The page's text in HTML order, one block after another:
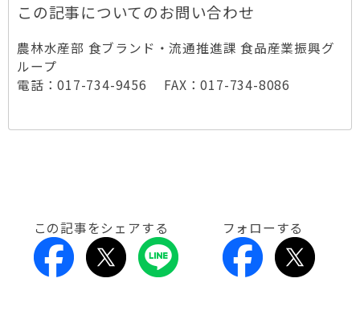
この記事についてのお問い合わせ
農林水産部 食ブランド・流通推進課 食品産業振興グ
ループ
電話：017-734-9456 FAX：017-734-8086
この記事をシェアする フォローする